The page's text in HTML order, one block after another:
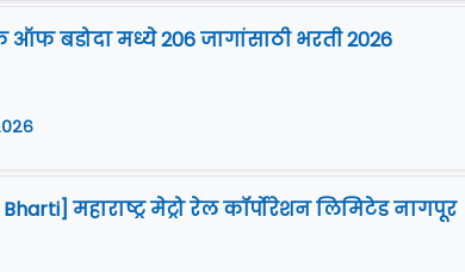
रुपये + ३०००/- रुपये
शहर पटेल बंगला, सदर नागपूर.
ऑफ बडोदा मध्ये 206 जागांसाठी भरती 2026
महाराष्ट्र मेट्रो रेल कॉर्पोरेशन लिमिटेड नागपूर